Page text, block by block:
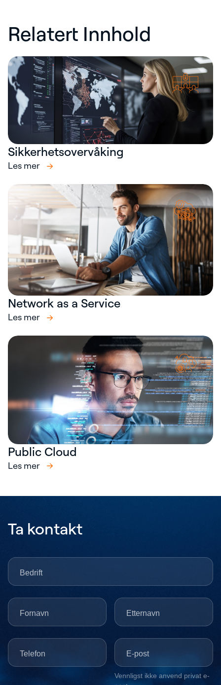
Relatert Innhold
Sikkerhetsovervåking
Les mer
Network as a Service
Les mer
Public Cloud
Les mer
Ta kontakt